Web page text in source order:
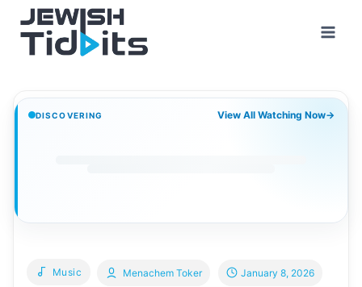
content
DISCOVERING View All Watching Now→
Music Menachem Toker January 8, 2026